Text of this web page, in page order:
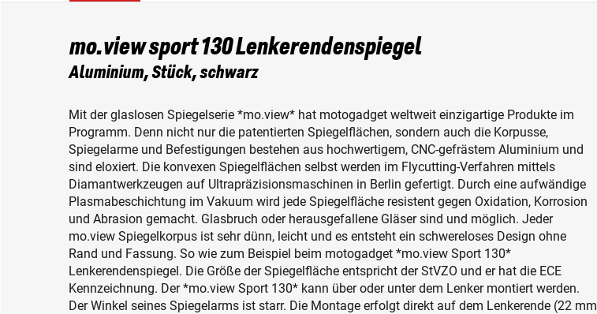
mo.view sport 130 Lenkerendenspiegel
Aluminium, Stück, schwarz
Mit der glaslosen Spiegelserie *mo.view* hat motogadget weltweit einzigartige Produkte im
Programm. Denn nicht nur die patentierten Spiegelflächen, sondern auch die Korpusse,
Spiegelarme und Befestigungen bestehen aus hochwertigem, CNC-gefrästem Aluminium und
sind eloxiert. Die konvexen Spiegelflächen selbst werden im Flycutting-Verfahren mittels
Diamantwerkzeugen auf Ultrapräzisionsmaschinen in Berlin gefertigt. Durch eine aufwändige
Plasmabeschichtung im Vakuum wird jede Spiegelfläche resistent gegen Oxidation, Korrosion
und Abrasion gemacht. Glasbruch oder herausgefallene Gläser sind und möglich. Jeder
mo.view Spiegelkorpus ist sehr dünn, leicht und es entsteht ein schwereloses Design ohne
Rand und Fassung. So wie zum Beispiel beim motogadget *mo.view Sport 130*
Lenkerendenspiegel. Die Größe der Spiegelfläche entspricht der StVZO und er hat die ECE
Kennzeichnung. Der *mo.view Sport 130* kann über oder unter dem Lenker montiert werden.
Der Winkel seines Spiegelarms ist starr. Die Montage erfolgt direkt auf dem Lenkerende (22 mm